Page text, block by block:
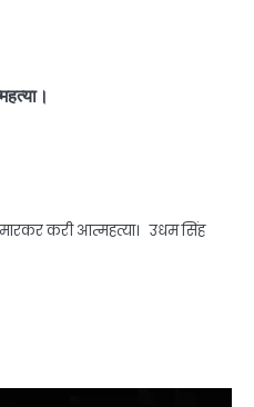
करी आत्महत्या। उधम सिंह